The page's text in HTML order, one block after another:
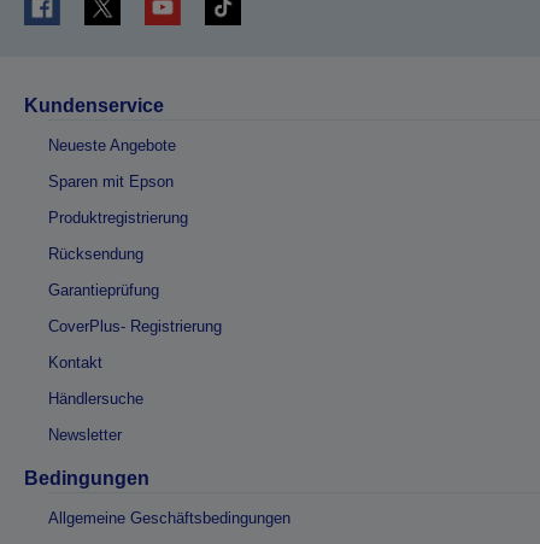
Kundenservice
Neueste Angebote
Sparen mit Epson
Produktregistrierung
Rücksendung
Garantieprüfung
CoverPlus- Registrierung
Kontakt
Händlersuche
Newsletter
Bedingungen
Allgemeine Geschäftsbedingungen